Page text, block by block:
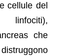
cellule del
che